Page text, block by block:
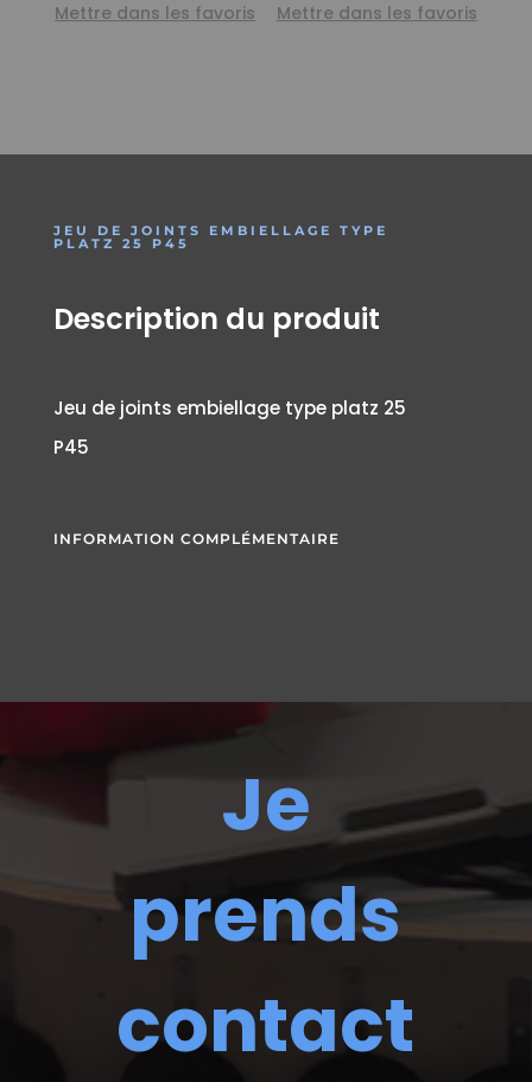
Mettre dans les favoris Mettre dans les favoris
JEU DE JOINTS EMBIELLAGE TYPE
PLATZ 25 P45
Description du produit
Jeu de joints embiellage type platz 25
P45
INFORMATION COMPLÉMENTAIRE
Je
prends
contact